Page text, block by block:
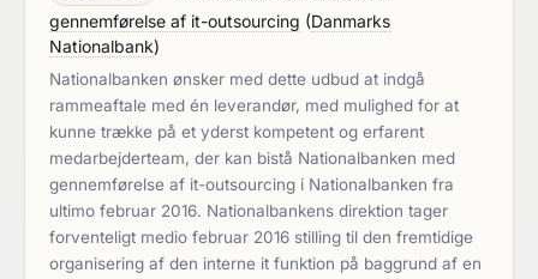
gennemførelse af it-outsourcing (Danmarks
Nationalbank)
Nationalbanken ønsker med dette udbud at indgå
rammeaftale med én leverandør, med mulighed for at
kunne trække på et yderst kompetent og erfarent
medarbejderteam, der kan bistå Nationalbanken med
gennemførelse af it-outsourcing i Nationalbanken fra
ultimo februar 2016. Nationalbankens direktion tager
forventeligt medio februar 2016 stilling til den fremtidige
organisering af den interne it funktion på baggrund af en